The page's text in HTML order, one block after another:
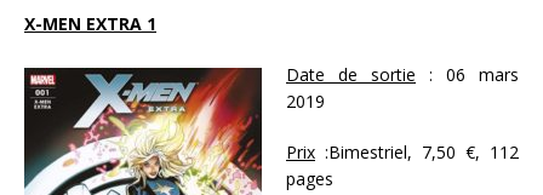
X-MEN EXTRA 1
Date de sortie : 06 mars
2019
Prix :Bimestriel, 7,50 €, 112
pages